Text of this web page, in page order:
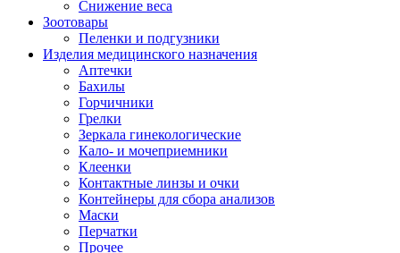
Снижение веса
Зоотовары
Пеленки и подгузники
Изделия медицинского назначения
Аптечки
Бахилы
Горчичники
Грелки
Зеркала гинекологические
Кало- и мочеприемники
Клеенки
Контактные линзы и очки
Контейнеры для сбора анализов
Маски
Перчатки
Прочее